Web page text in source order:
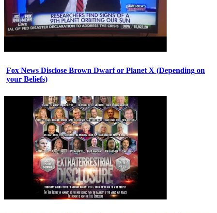
Fox News Disclose Brown Dwarf or Planet X (Depending on
your Beliefs)